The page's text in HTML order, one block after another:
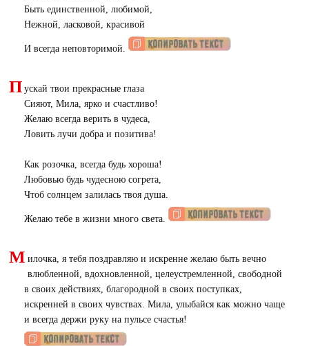
Быть единственной, любимой,
Нежной, ласковой, красивой
И всегда неповторимой.
П ускай твои прекрасные глаза
Сияют, Мила, ярко и счастливо!
Желаю всегда верить в чудеса,
Ловить лучи добра и позитива!
Как розочка, всегда будь хороша!
Любовью будь чудесною согрета,
Чтоб солнцем залилась твоя душа.
Желаю тебе в жизни много света.
М илочка, я тебя поздравляю и искренне желаю быть вечно
влюбленной, вдохновленной, целеустремленной, свободной
в своих действиях, благородной в своих поступках,
искренней в своих чувствах. Мила, улыбайся как можно чаще
и всегда держи руку на пульсе счастья!